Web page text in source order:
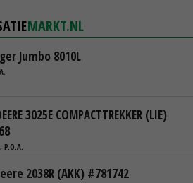
MARKT.NL
Jumbo 8010L
3025E COMPACTTREKKER (LIE)
P.O.A.
2038R (AKK) #781742